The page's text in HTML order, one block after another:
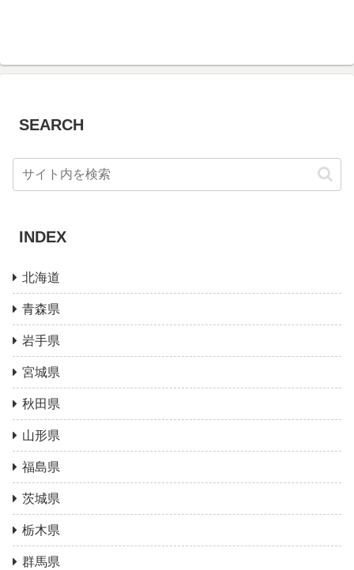
SEARCH
INDEX
北海道
青森県
岩手県
宮城県
秋田県
山形県
福島県
茨城県
栃木県
群馬県